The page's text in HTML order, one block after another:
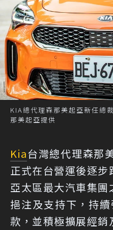
KIA總代理森那美起亞新任總
那美起亞提供
Kia台灣總代理森那
正式在台營運後逐
亞太區最大汽車集
挹注及支持下，持
款，並積極擴展經